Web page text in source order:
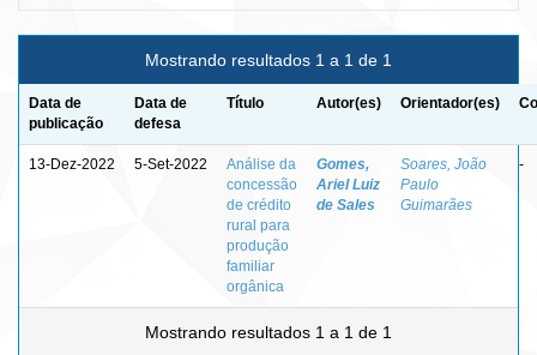
Mostrando resultados 1 a 1 de 1
Data de
publicação
Data de
defesa
Título Autor(es) Orientador(es)
13-Dez-2022 5-Set-2022
Análise da
concessão
de crédito
rural para
produção
familiar
orgânica
Gomes,
Ariel Luiz
de Sales
Soares, João
Paulo
Guimarães
-
Mostrando resultados 1 a 1 de 1